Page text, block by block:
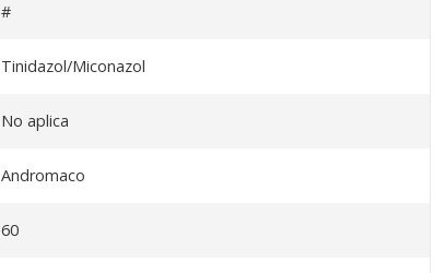
#
Tinidazol/Miconazol
No aplica
Andromaco
60